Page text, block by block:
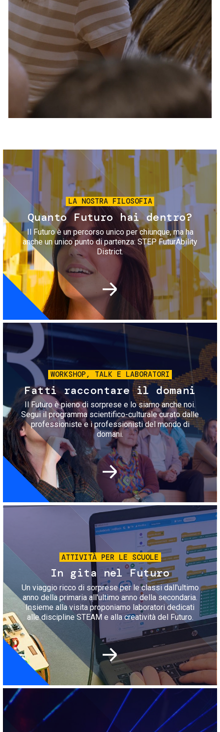
Servizi e accessibilità
Contatti
FAQ
Biglietti
Immagine
LA NOSTRA FILOSOFIA
Quanto Futuro hai dentro?
Il Futuro è un percorso unico per chiunque, ma ha
anche un unico punto di partenza: STEP FuturAbility
District.
Immagine
WORKSHOP, TALK E LABORATORI
Fatti raccontare il domani
Il Futuro è pieno di sorprese e lo siamo anche noi.
Segui il programma scientifico-culturale curato dalle
professioniste e i professionisti del mondo di
domani.
Immagine
ATTIVITÀ PER LE SCUOLE
In gita nel Futuro
Un viaggio ricco di sorprese per le classi dall'ultimo
anno della primaria all'ultimo anno della secondaria.
Insieme alla visita proponiamo laboratori dedicati
alle discipline STEAM e alla creatività del Futuro.
Immagine